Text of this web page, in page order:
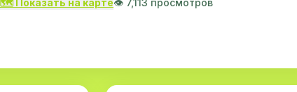
🗺️ Показать на карте👁️ 7,113 просмотров